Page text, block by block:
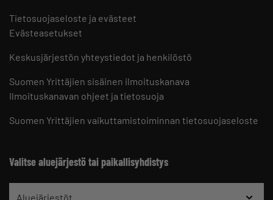
Tietosuojaseloste ja evästeet
Evästeasetukset
Keskusjärjestön yhteystiedot ja henkilöstö
Suomen Yrittäjien sisäinen ilmoituskanava
Ilmoituskanavan ohjeet ja tietosuoja
Suomen Yrittäjien vaikuttamistoiminnan tietosuojaseloste
Valitse aluejärjestö tai paikallisyhdistys
Aluejärjestöt